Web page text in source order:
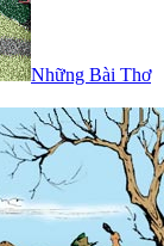
Những Bài Thơ